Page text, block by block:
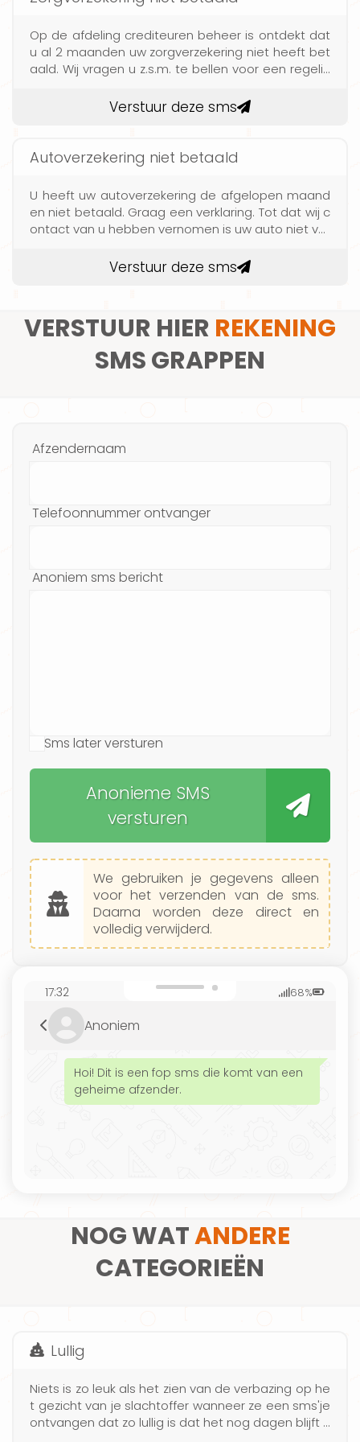
Op de afdeling crediteuren beheer is ontdekt dat
u al 2 maanden uw zorgverzekering niet heeft bet
aald. Wij vragen u z.s.m. te bellen voor een regelin
Verstuur deze sms
Autoverzekering niet betaald
U heeft uw autoverzekering de afgelopen maand
en niet betaald. Graag een verklaring. Tot dat wij c
ontact van u hebben vernomen is uw auto niet ver
Verstuur deze sms
VERSTUUR HIER REKENING
SMS GRAPPEN
Afzendernaam
Telefoonnummer ontvanger
Anoniem sms bericht
Sms later versturen
Anonieme SMS
versturen
We gebruiken je gegevens alleen
voor het verzenden van de sms.
Daarna worden deze direct en
volledig verwijderd.
17:32 68%
Anoniem
Hoi! Dit is een fop sms die komt van een
geheime afzender.
NOG WATANDERE
CATEGORIEËN
Lullig
Niets is zo leuk als het zien van de verbazing op he
t gezicht van je slachtoffer wanneer ze een sms'je
ontvangen dat zo lullig is dat het nog dagen blijft h